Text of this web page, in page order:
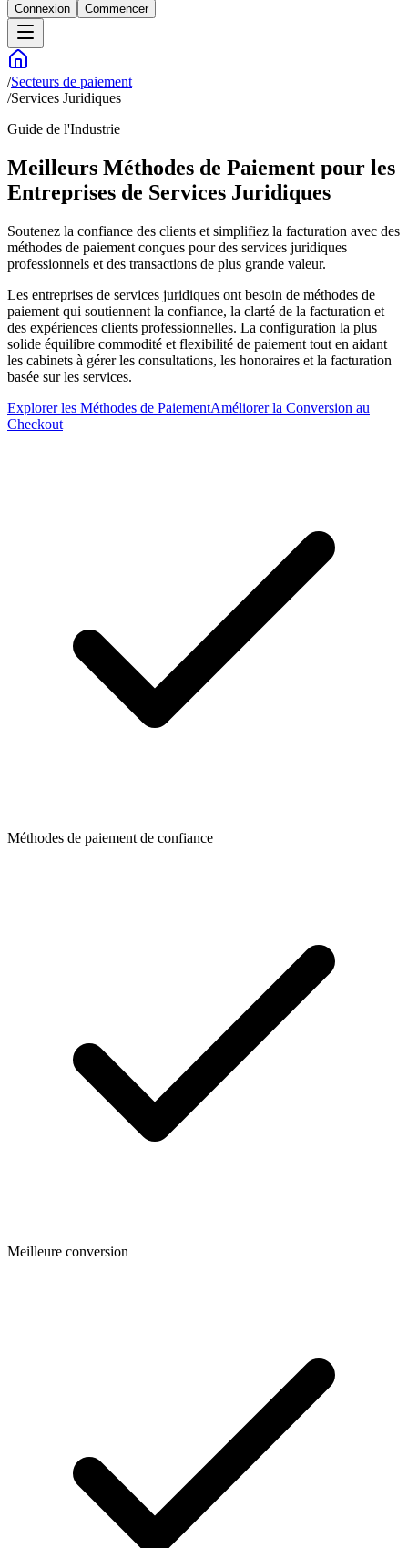
Connexion Commencer
/Secteurs de paiement
/Services Juridiques
Guide de l'Industrie
Meilleurs Méthodes de Paiement pour les
Entreprises de Services Juridiques
Soutenez la confiance des clients et simplifiez la facturation avec des
méthodes de paiement conçues pour des services juridiques
professionnels et des transactions de plus grande valeur.
Les entreprises de services juridiques ont besoin de méthodes de
paiement qui soutiennent la confiance, la clarté de la facturation et
des expériences clients professionnelles. La configuration la plus
solide équilibre commodité et flexibilité de paiement tout en aidant
les cabinets à gérer les consultations, les honoraires et la facturation
basée sur les services.
Explorer les Méthodes de PaiementAméliorer la Conversion au
Checkout
Méthodes de paiement de confiance
Meilleure conversion